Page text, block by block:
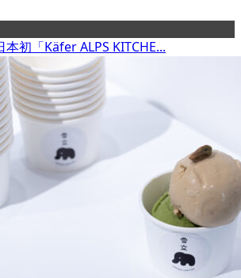
本初「Käfer ALPS KITCHE...